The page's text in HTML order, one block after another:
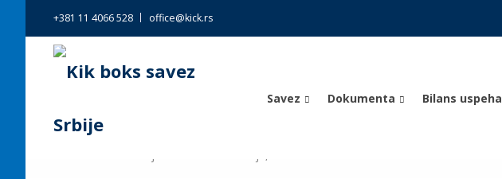
+381 11 4066 528 office@kick.rs
Savez Dokumenta Bilans uspeha